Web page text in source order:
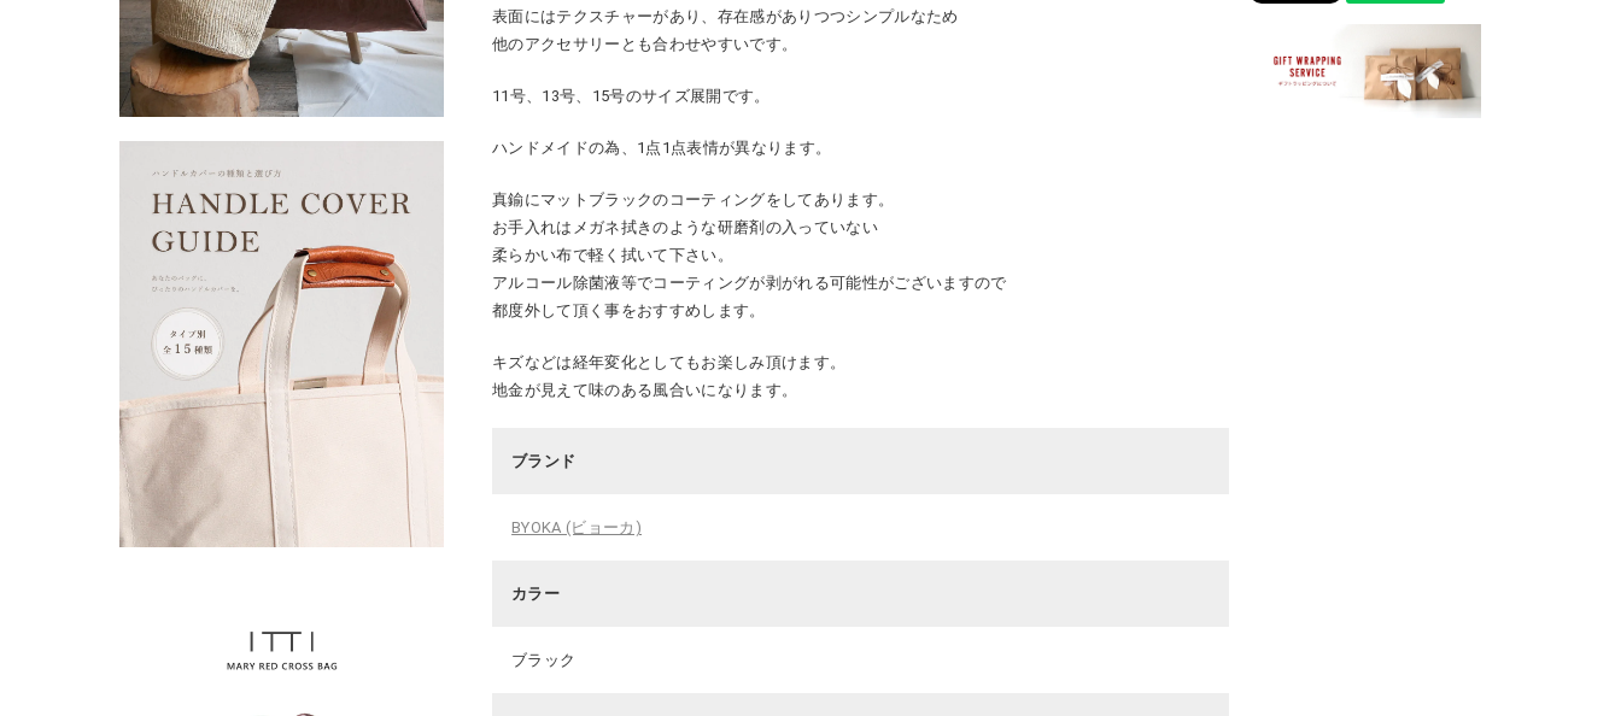
表面にはテクスチャーがあり、存在感がありつつシンプルなため
他のアクセサリーとも合わせやすいです。
11号、13号、15号のサイズ展開です。
ハンドメイドの為、1点1点表情が異なります。
真鍮にマットブラックのコーティングをしてあります。
お手入れはメガネ拭きのような研磨剤の入っていない
柔らかい布で軽く拭いて下さい。
アルコール除菌液等でコーティングが剥がれる可能性がございますので
都度外して頂く事をおすすめします。
キズなどは経年変化としてもお楽しみ頂けます。
地金が見えて味のある風合いになります。
ブランド
BYOKA (ビョーカ)
カラー
ブラック